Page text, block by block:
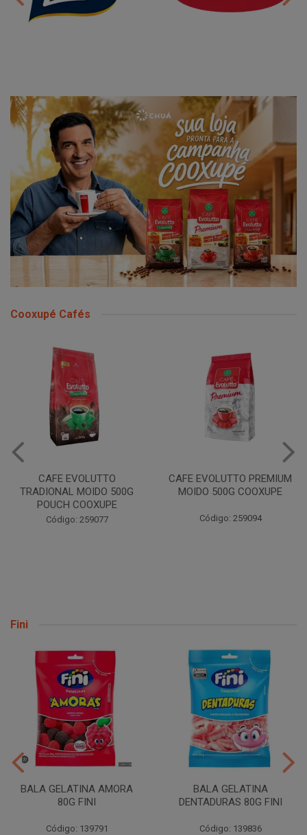
Cooxupé Cafés
CAFE EVOLUTTO
TRADIONAL MOIDO 500G
POUCH COOXUPE
Código: 259077
CAFE EVOLUTTO PREMIUM
MOIDO 500G COOXUPE
Código: 259094
Fini
BALA GELATINA AMORA
80G FINI
Código: 139791
BALA GELATINA
DENTADURAS 80G FINI
Código: 139836